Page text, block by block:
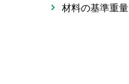
材料の基準重量